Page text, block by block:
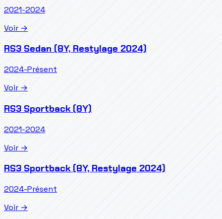
2021-2024
Voir →
RS3 Sedan (8Y, Restylage 2024)
2024-Présent
Voir →
RS3 Sportback (8Y)
2021-2024
Voir →
RS3 Sportback (8Y, Restylage 2024)
2024-Présent
Voir →